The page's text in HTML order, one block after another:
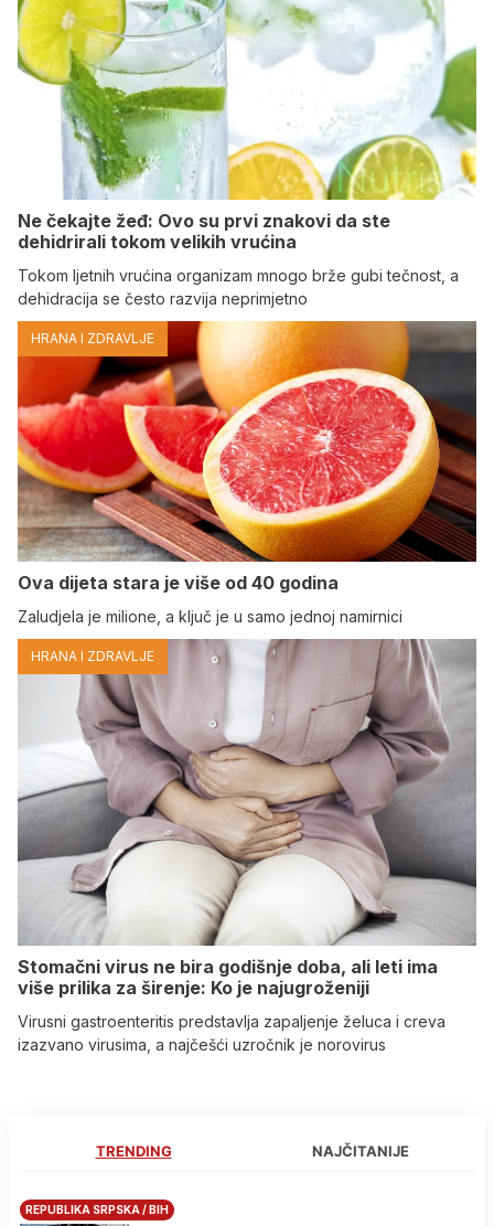
Ne čekajte žeđ: Ovo su prvi znakovi da ste
dehidrirali tokom velikih vrućina
Tokom ljetnih vrućina organizam mnogo brže gubi tečnost, a
dehidracija se često razvija neprimjetno
HRANA I ZDRAVLJE
Ova dijeta stara je više od 40 godina
Zaludjela je milione, a ključ je u samo jednoj namirnici
HRANA I ZDRAVLJE
Stomačni virus ne bira godišnje doba, ali leti ima
više prilika za širenje: Ko je najugroženiji
Virusni gastroenteritis predstavlja zapaljenje želuca i creva
izazvano virusima, a najčešći uzročnik je norovirus
TRENDING NAJČITANIJE
REPUBLIKA SRPSKA / BIH